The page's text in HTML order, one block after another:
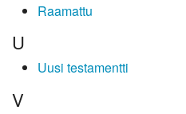
Raamattu
U
Uusi testamentti
V